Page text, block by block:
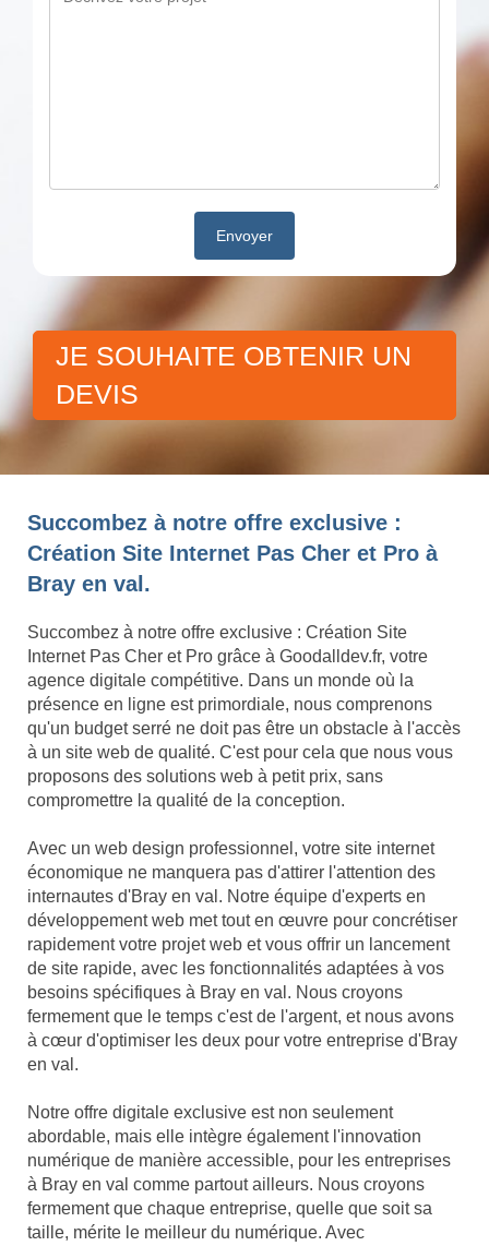
JE SOUHAITE OBTENIR UN
DEVIS
Succombez à notre offre exclusive :
Création Site Internet Pas Cher et Pro à
Bray en val.
Succombez à notre offre exclusive : Création Site
Internet Pas Cher et Pro grâce à Goodalldev.fr, votre
agence digitale compétitive. Dans un monde où la
présence en ligne est primordiale, nous comprenons
qu'un budget serré ne doit pas être un obstacle à l'accès
à un site web de qualité. C'est pour cela que nous vous
proposons des solutions web à petit prix, sans
compromettre la qualité de la conception.
Avec un web design professionnel, votre site internet
économique ne manquera pas d'attirer l'attention des
internautes d'Bray en val. Notre équipe d'experts en
développement web met tout en œuvre pour concrétiser
rapidement votre projet web et vous offrir un lancement
de site rapide, avec les fonctionnalités adaptées à vos
besoins spécifiques à Bray en val. Nous croyons
fermement que le temps c'est de l'argent, et nous avons
à cœur d'optimiser les deux pour votre entreprise d'Bray
en val.
Notre offre digitale exclusive est non seulement
abordable, mais elle intègre également l'innovation
numérique de manière accessible, pour les entreprises
à Bray en val comme partout ailleurs. Nous croyons
fermement que chaque entreprise, quelle que soit sa
taille, mérite le meilleur du numérique. Avec